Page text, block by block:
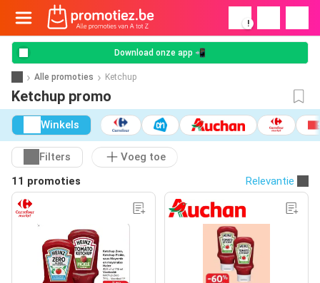
!
Download onze app 📲
Alle promoties Ketchup
Ketchup promo
Winkels
Filters
Voeg toe
11 promoties
Relevantie